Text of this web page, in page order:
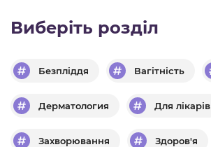
Виберіть розділ
Безпліддя Вагітність
Дерматология Для лікарів
Захворювання Здоров'я